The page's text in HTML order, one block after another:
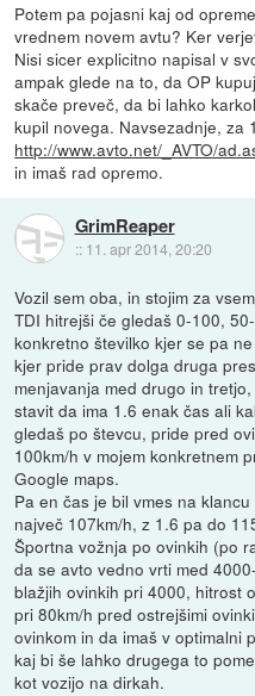
Potem pa pojasni kaj od
vrednem novem avtu? Ker
Nisi sicer explicitno napisal v
ampak glede na to, da OP
skače preveč, da bi lahko
kupil novega. Navsezadnje, za
http://www.avto.net/_AVTO/
in imaš rad opremo.
GrimReaper
:: 11. apr 2014, 20:20
Vozil sem oba, in stojim za
TDI hitrejši če gledaš 0-100,
konkretno številko kjer se pa
kjer pride prav dolga druga
menjavanja med drugo in
stavit da ima 1.6 enak čas ali
gledaš po števcu, pride pred
100km/h v mojem konkretnem
Google maps.
Pa en čas je bil vmes na
največ 107km/h, z 1.6 pa do
Športna vožnja po ovinkih (po
da se avto vedno vrti med
blažjih ovinkih pri 4000, hitrost
pri 80km/h pred ostrejšimi
ovinkom in da imaš v optimalni
kaj bi še lahko drugega to
kot vozijo na dirkah.